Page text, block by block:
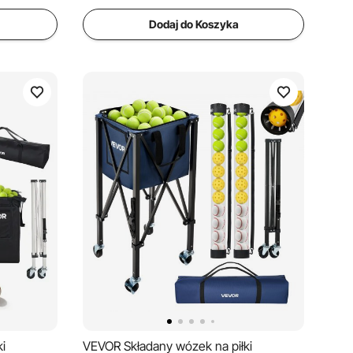
Dodaj do Koszyka
VEVOR Składany wózek na piłki